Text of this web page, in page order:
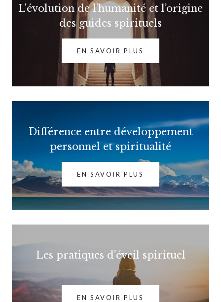
L'évolution de l’humanité et l’origine
des guides spirituels
EN SAVOIR PLUS
Différence entre développement
personnel et spiritualité
EN SAVOIR PLUS
Les pratiques d'éveil spirituel
EN SAVOIR PLUS